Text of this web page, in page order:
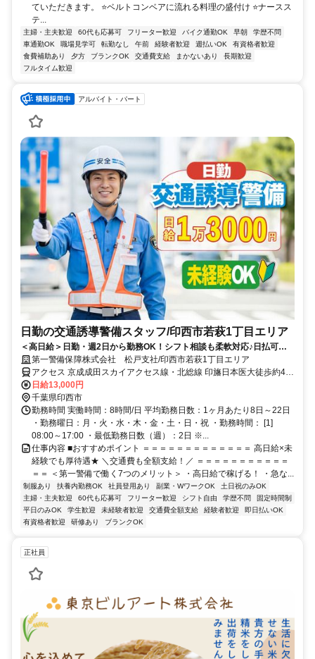
ていただきます。 ⭐ベルトコンベアに流れる料理の盛付け ⭐ナースス
テ...
主婦・主夫歓迎 60代も応募可 フリーター歓迎 バイク通勤OK 早朝
学歴不問
車通勤OK
職場見学可 転勤なし 午前 経験者歓迎 週払いOK
有資格者歓迎
食費補助あり
夕方 ブランクOK 交通費支給 まかないあり
長期歓迎
フルタイム歓迎
アルバイト・パート
日勤の交通誘導警備スタッフ/印西市若萩1丁目エリア
＜高日給＞日勤・週2日から勤務OK！シフト相談も柔軟対応♪日払可◎
未経験歓迎★
第一警備保障株式会社 松戸支社/印西市若萩1丁目エリア
アクセス 京成成田スカイアクセス線・北総線 印旛日本医大徒歩約4
分、京成成田スカイアクセス線・北総線 印西牧の原南口徒歩約53
分、ＪＲ成田線 小林（千葉県）南口徒歩約71分 直行直帰OK＊交通費
全額支給＊
日給13,000円
千葉県印西市
勤務時間 実働時間：8時間/日 平均勤務日数：1ヶ月あたり8日～22日
・勤務曜日：月・火・水・木・金・土・日・祝 ・勤務時間： [1]
08:00～17:00 ・最低勤務日数（週）：2日 ※...
仕事内容 ■おすすめポイント ＝＝＝＝＝＝＝＝＝＝＝＝＝ 高日給×未
経験でも厚待遇★ ＼交通費も全額支給！／ ＝＝＝＝＝＝＝＝＝＝＝
＝＝ ＜第一警備で働く7つのメリット＞ ・高日給で稼げる！ ・急な...
制服あり 扶養内勤務OK 社員登用あり 副業・WワークOK
土日祝のみOK
主婦・主夫歓迎
60代も応募可 フリーター歓迎 シフト自由 学歴不問
固定時間制
平日のみOK
学生歓迎 未経験者歓迎 交通費全額支給 経験者歓迎
即日払いOK
有資格者歓迎
研修あり ブランクOK
正社員